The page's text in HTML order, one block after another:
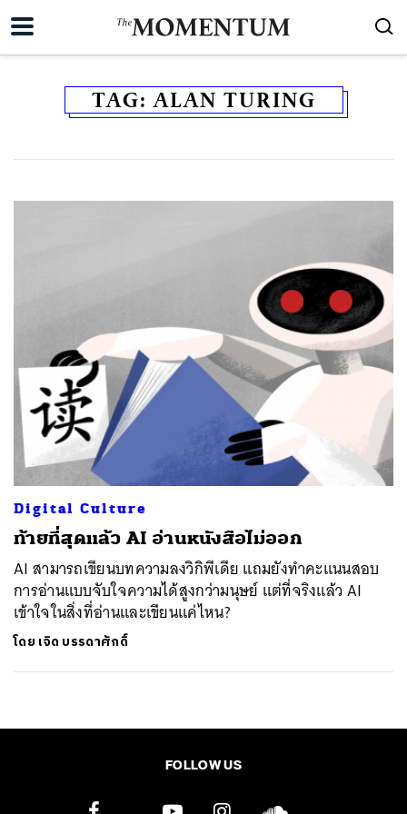
TAG:ALAN TURING
Digital Culture
ท้ายที่สุดแล้ว AI อ่านหนังสือไม่ออก
AI สามารถเขียนบทความลงวิกิพีเดีย แถมยังทำคะแนนสอบ
การอ่านแบบจับใจความได้สูงกว่ามนุษย์ แต่ที่จริงแล้ว AI
เข้าใจในสิ่งที่อ่านและเขียนแค่ไหน?
โดย เจิด บรรดาศักดิ์
FOLLOW US
ค้นหา
SHARE LINE EMAIL